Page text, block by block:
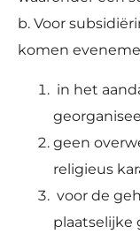
b. Voor
komen
in het
geen
religieus
voor de
plaatselijke